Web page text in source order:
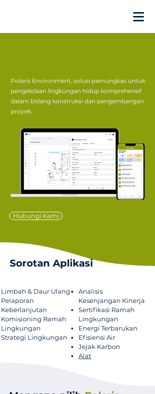
Polaris Environment, solusi pamungkas untuk
pengelolaan lingkungan hidup komprehensif
dalam bidang konstruksi dan pengembangan
proyek.
Hubungi Kami
Sorotan Aplikasi
Limbah & Daur Ulang
Pelaporan
Keberlanjutan
Komisioning Ramah
Lingkungan
Strategi Lingkungan
Analisis
Kesenjangan Kinerja
Sertifikasi Ramah
Lingkungan
Energi Terbarukan
Efisiensi Air
Jejak Karbon
Alat